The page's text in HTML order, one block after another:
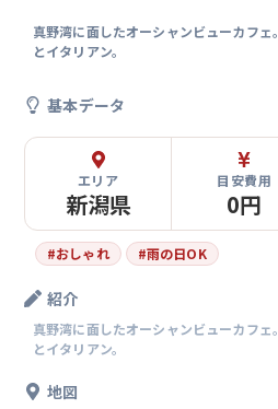
真野湾に面したオーシャンビューカフ
とイタリアン。
基本データ
エリア
新潟県
目安費用
0円
#おしゃれ #雨の日OK
紹介
真野湾に面したオーシャンビューカフ
とイタリアン。
地図